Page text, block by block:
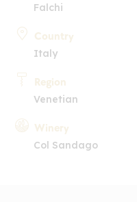
Falchi
Country
Italy
Region
Venetian
Winery
Col Sandago